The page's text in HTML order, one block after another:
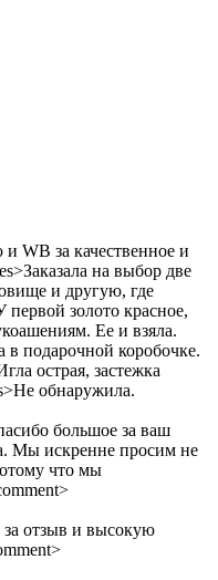
WB за качественное и
на выбор две
и другую, где
золото красное,
Ее и взяла.
подарочной коробочке.
острая, застежка
обнаружила.
большое за ваш
Мы искренне просим не
что мы
отзыв и высокую